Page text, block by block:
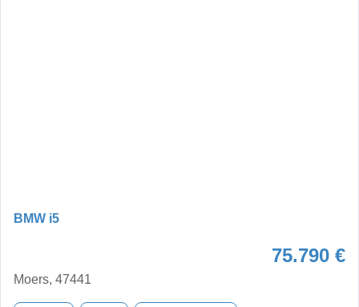
BMW i5
75.790 €
Moers, 47441